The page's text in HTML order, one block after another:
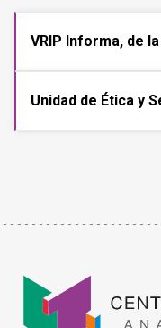
VRIP Informa, de
Unidad de Ética y